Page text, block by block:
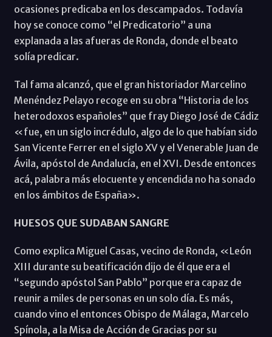
ocasiones predicaba en los descampados. Todavía
hoy se conoce como “el Predicatorio” a una
explanada a las afueras de Ronda, donde el beato
solía predicar.
Tal fama alcanzó, que el gran historiador Marcelino
Menéndez Pelayo recoge en su obra “Historia de los
heterodoxos españoles” que fray Diego José de Cádiz
«fue, en un siglo incrédulo, algo de lo que habían sido
San Vicente Ferrer en el siglo XV y el Venerable Juan de
Ávila, apóstol de Andalucía, en el XVI. Desde entonces
acá, palabra más elocuente y encendida no ha sonado
en los ámbitos de España».
HUESOS QUE SUDABAN SANGRE
Como explica Miguel Casas, vecino de Ronda, «León
XIII durante su beatificación dijo de él que era el
“segundo apóstol San Pablo” porque era capaz de
reunir a miles de personas en un solo día. Es más,
cuando vino el entonces Obispo de Málaga, Marcelo
Spínola, a la Misa de Acción de Gracias por su